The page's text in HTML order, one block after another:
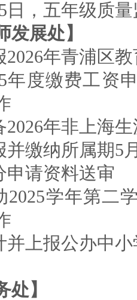
日，五年级质
发展处】
2026年青浦区
年度缴费工资
2026年非上海
并缴纳所属期5
申请资料送审
2025学年第二
并上报公办中
处】